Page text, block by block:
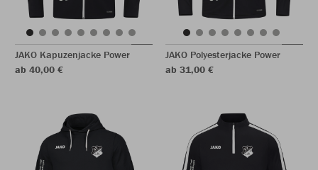
JAKO Kapuzenjacke Power
ab 40,00 €
JAKO Polyesterjacke Power
ab 31,00 €